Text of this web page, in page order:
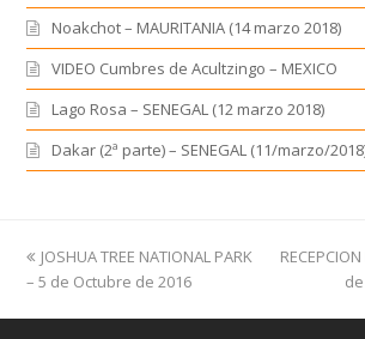
Noakchot – MAURITANIA (14 marzo 2018)
VIDEO Cumbres de Acultzingo – MEXICO
Lago Rosa – SENEGAL (12 marzo 2018)
Dakar (2ª parte) – SENEGAL (11/marzo/
previous
post:
JOSHUA TREE NATIONAL PARK
– 5 de Octubre de 2016
next